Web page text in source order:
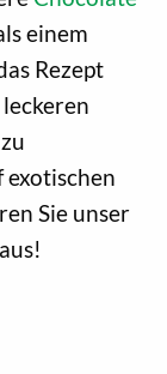
einem
Rezept
exotischen
Sie unser
aus!